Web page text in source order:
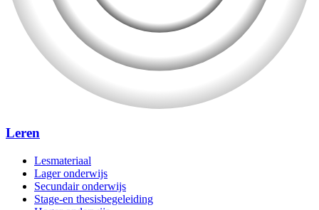
Leren
Lesmateriaal
Lager onderwijs
Secundair onderwijs
Stage-en thesisbegeleiding